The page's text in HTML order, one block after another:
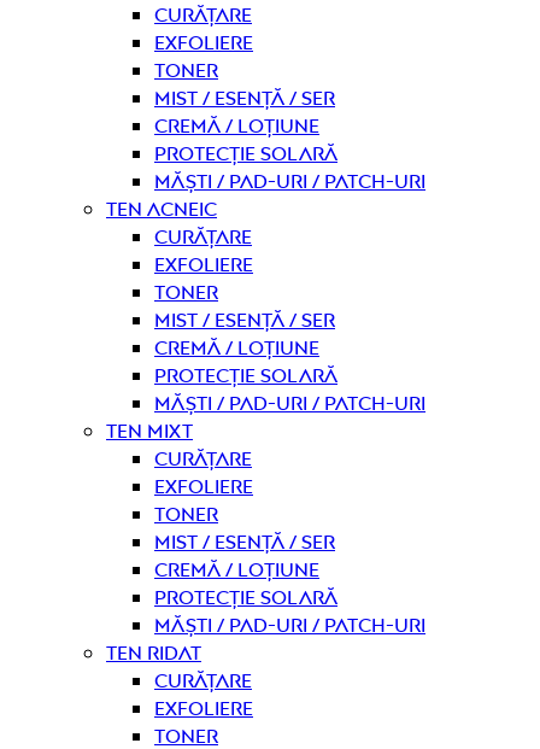
curățare
Exfoliere
Toner
Mist / Esență / Ser
Cremă / Loțiune
Protecție solară
Măști / Pad-uri / Patch-uri
Ten acneic
curățare
Exfoliere
Toner
Mist / Esență / Ser
Cremă / Loțiune
Protecție solară
Măști / Pad-uri / Patch-uri
Ten mixt
curățare
Exfoliere
Toner
Mist / Esență / Ser
Cremă / Loțiune
Protecție solară
Măști / Pad-uri / Patch-uri
Ten ridat
curățare
Exfoliere
Toner